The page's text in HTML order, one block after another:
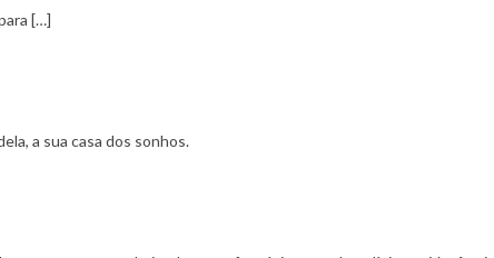
[…]
a sua casa dos sonhos.